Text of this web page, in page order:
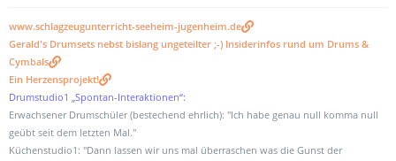
www.schlagzeugunterricht-seeheim-jugenheim.de
Gerald's Drumsets nebst bislang ungeteilter ;-) Insiderinfos rund um Drums &
Cymbals
Ein Herzensprojekt!
Drumstudio1 „Spontan-Interaktionen“:
Erwachsener Drumschüler (bestechend ehrlich): "Ich habe genau null komma null
geübt seit dem letzten Mal."
Küchenstudio1: "Dann lassen wir uns mal überraschen was die Gunst der